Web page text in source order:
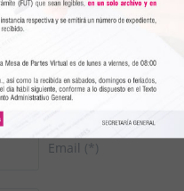
Nombre(*)
Email (*)